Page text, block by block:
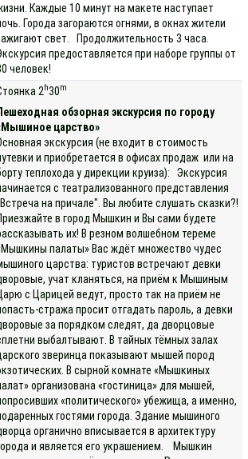
Каждые 10 минут на макете наступает
Города загораются огнями, в окнах жители
свет. Продолжительность 3 часа.
предоставляется при наборе группы от
человек!
2 h30m
обзорная экскурсия по городу
царство»
экскурсия (не входит в стоимость
и приобретается в офисах продаж или на
теплохода у дирекции круиза): Экскурсия
с театрализованного представления
на причале". Вы любите слушать сказки?!
в город Мышкин и Вы сами будете
их! В резном волшебном тереме
палаты» Вас ждёт множество чудес
царства: туристов встречают девки
учат кланяться, на приём к Мышиным
с Царицей ведут, просто так на приём не
стража просит отгадать пароль, а девки
за порядком следят, да дворцовые
выбалтывают. В тайных тёмных залах
зверинца показывают мышей пород
В сырной комнате «Мышкиных
организована «гостиница» для мышей,
«политического» убежища, а именно,
гостями города. Здание мышиного
органично вписывается в архитектуру
и является его украшением. Мышкин